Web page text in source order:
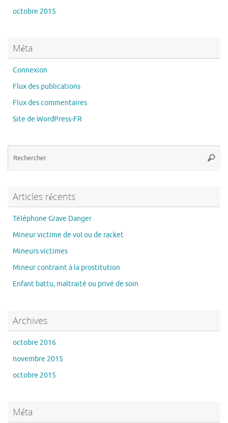
octobre 2015
Méta
Connexion
Flux des publications
Flux des commentaires
Site de WordPress-FR
Articles récents
Téléphone Grave Danger
Mineur victime de vol ou de racket
Mineurs victimes
Mineur contraint à la prostitution
Enfant battu, maltraité ou privé de soin
Archives
octobre 2016
novembre 2015
octobre 2015
Méta